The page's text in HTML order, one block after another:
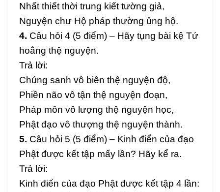
Nhất thiết thời trung kiết tường giả,
Nguyện chư Hộ pháp thường ủng hộ.
4. Câu hỏi 4 (5 điểm) – Hãy tụng bài kệ Tứ
hoằng thệ nguyện.
Trả lời:
Chúng sanh vô biên thệ nguyện độ,
Phiền não vô tận thệ nguyện đoạn,
Pháp môn vô lượng thệ nguyện học,
Phật đạo vô thượng thệ nguyện thành.
5. Câu hỏi 5 (5 điểm) – Kinh điển của đạo
Phật được kết tập mấy lần? Hãy kể ra.
Trả lời:
Kinh điển của đạo Phật được kết tập 4 lần: